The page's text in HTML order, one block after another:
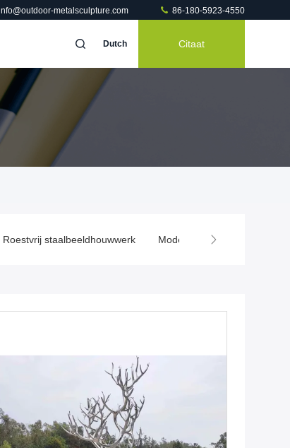
metalsculpture.com 86-180-5923-4550
Dutch Citaat
staalbeeldhouwwerk Modern Abstract Beeldhouwwerk